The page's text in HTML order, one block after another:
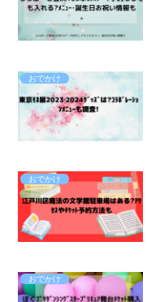
おでかけ
おでかけ
おでかけ